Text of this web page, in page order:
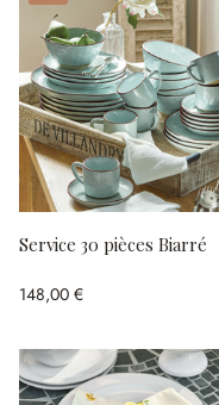
Service 30 pièces Biarré
148,00 €